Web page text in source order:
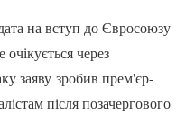
на вступ до Євросоюзу
через
заяву зробив прем'єр-
після позачергового